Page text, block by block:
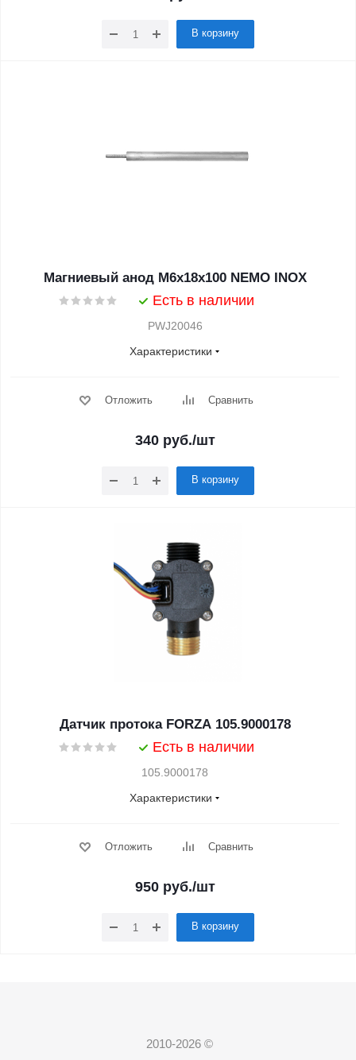
В корзину
Магниевый анод М6х18х100 NEMO INOX
Есть в наличии
PWJ20046
Характеристики
Отложить Сравнить
340 руб./шт
В корзину
Датчик протока FORZA 105.9000178
Есть в наличии
105.9000178
Характеристики
Отложить Сравнить
950 руб./шт
В корзину
2010-2026 ©